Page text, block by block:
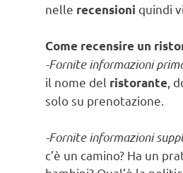
nelle recensioni quindi
Come recensire un
-Fornite informazioni
il nome del ristorante,
solo su prenotazione.
-Fornite informazioni
c’è un camino? Ha un